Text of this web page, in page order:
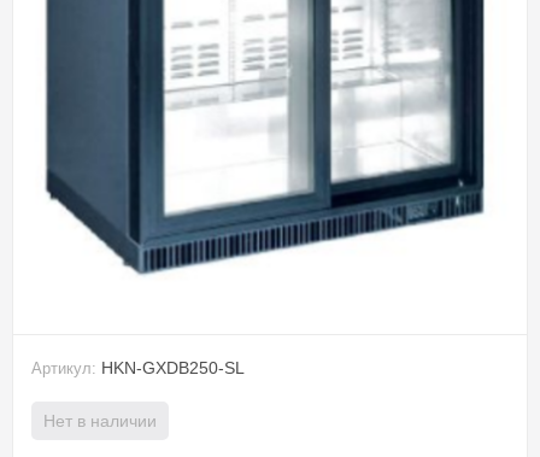
Артикул: HKN-GXDB250-SL
Нет в наличии